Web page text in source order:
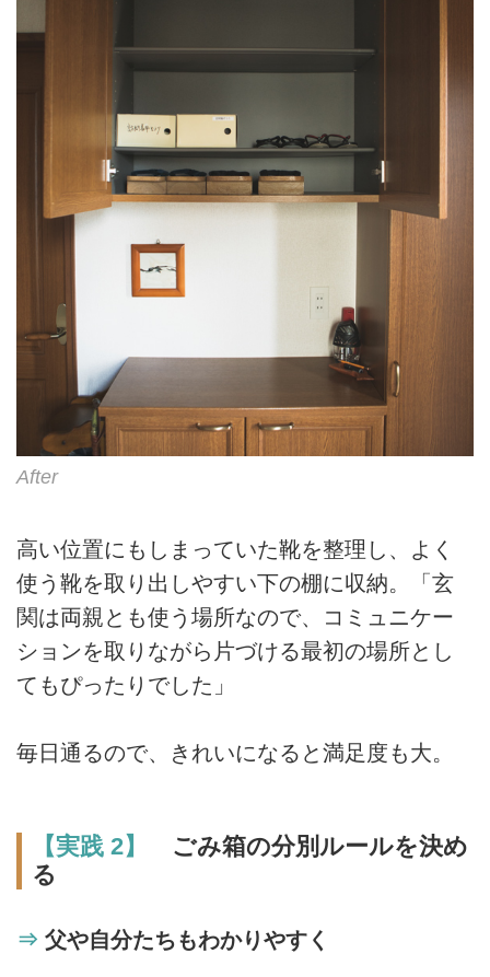
After
高い位置にもしまっていた靴を整理し、よく
使う靴を取り出しやすい下の棚に収納。「玄
関は両親とも使う場所なので、コミュニケー
ションを取りながら片づける最初の場所とし
てもぴったりでした」
毎日通るので、きれいになると満足度も大。
【実践 2】
ごみ箱の分別ルールを決め
る
⇒ 父や自分たちもわかりやすく